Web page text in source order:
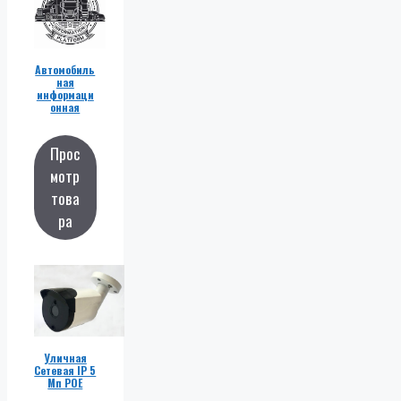
Автомобиль
ная
информаци
онная
Прос
мотр
това
ра
Уличная
Сетевая IP 5
Мп POE